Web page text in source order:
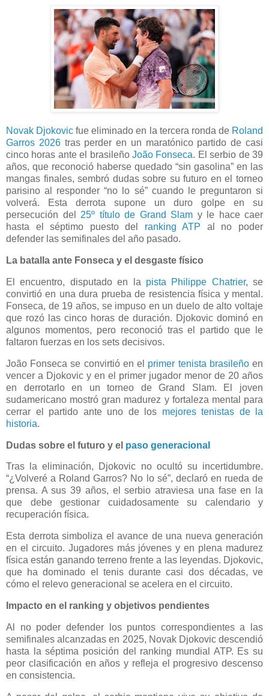
Novak Djokovic fue eliminado en la tercera ronda de Roland
Garros 2026tras perder en un maratónico partido de casi
cinco horas ante el brasileño João Fonseca. El serbio de 39
años, que reconoció haberse quedado “sin gasolina” en las
mangas finales, sembró dudas sobre su futuro en el torneo
parisino al responder “no lo sé” cuando le preguntaron si
volverá. Esta derrota supone un duro golpe en su
persecución del 25º título de Grand Slam y le hace caer
hasta el séptimo puesto del ranking ATP al no poder
defender las semifinales del año pasado.
La batalla ante Fonseca y el desgaste físico
El encuentro, disputado en la pista Philippe Chatrier, se
convirtió en una dura prueba de resistencia física y mental.
Fonseca, de 19 años, se impuso en un duelo de alto voltaje
que rozó las cinco horas de duración. Djokovic dominó en
algunos momentos, pero reconoció tras el partido que le
faltaron fuerzas en los sets decisivos.
João Fonseca se convirtió en el primer tenista brasileñoen
vencer a Djokovic y en el primer jugador menor de 20 años
en derrotarlo en un torneo de Grand Slam. El joven
sudamericano mostró gran madurez y fortaleza mental para
cerrar el partido ante uno de los mejores tenistas de la
historia.
Dudas sobre el futuro y el paso generacional
Tras la eliminación, Djokovic no ocultó su incertidumbre.
“¿Volveré a Roland Garros? No lo sé”, declaró en rueda de
prensa. A sus 39 años, el serbio atraviesa una fase en la
que debe gestionar cuidadosamente su calendario y
recuperación física.
Esta derrota simboliza el avance de una nueva generación
en el circuito. Jugadores más jóvenes y en plena madurez
física están ganando terreno frente a las leyendas. Djokovic,
que ha dominado el tenis durante casi dos décadas, ve
cómo el relevo generacional se acelera en el circuito.
Impacto en el ranking y objetivos pendientes
Al no poder defender los puntos correspondientes a las
semifinales alcanzadas en 2025, Novak Djokovic descendió
hasta la séptima posición del ranking mundial ATP. Es su
peor clasificación en años y refleja el progresivo descenso
en consistencia.